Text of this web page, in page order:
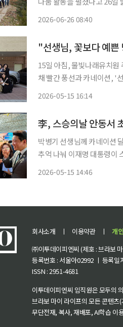
2026-06-26 08:40
15일 아침, 물빛나래유치원 주차장에
채 빨간 풍선과 카네이션, '
2026-05-15 16:14
李, 스승의날 안동서
박병기 선생님께 카네이션
추억 나눠 이재명 대통령이 스승의날인 15일 경북 안동의 한 식당에서 초등학교 은사 박병기
2026-05-15 14:46
회사소개 ㅣ 이용약관 ㅣ 개
㈜이투데이피엔씨 (제호 : 브라보
등록번호 : 서울아02992 ㅣ 등록일
ISSN : 2951-4681
이투데이피엔씨 임직원은 모두의
브라보 마이 라이프의 모든 콘텐츠
무단전재, 복사, 재배포, AI학습 이